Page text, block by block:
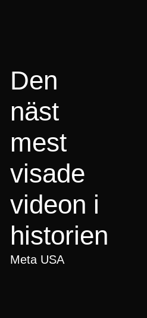
Den
näst
mest
visade
videon i
historien
Meta USA